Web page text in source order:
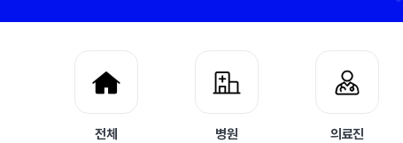
전체 병원 의료진